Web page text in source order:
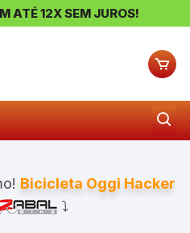
ATÉ 12X SEM JUROS!
Bicicleta Oggi Hacker
⤵